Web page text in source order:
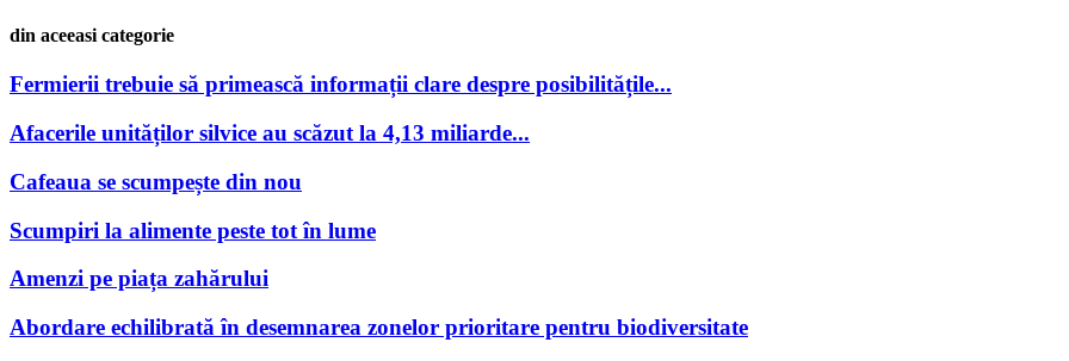
din aceeasi categorie
Fermierii trebuie să primească informații clare despre posibilitățile...
Afacerile unităților silvice au scăzut la 4,13 miliarde...
Cafeaua se scumpește din nou
Scumpiri la alimente peste tot în lume
Amenzi pe piața zahărului
Abordare echilibrată în desemnarea zonelor prioritare pentru biodiversitate